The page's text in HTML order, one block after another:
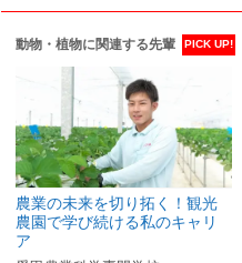
動物・植物に関連する先輩 PICK UP!
農業の未来を切り拓く！観光
農園で学び続ける私のキャリ
ア